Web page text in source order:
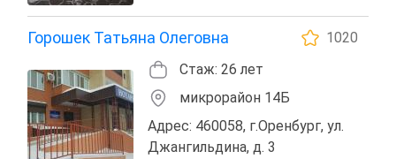
Горошек Татьяна Олеговна
1020
Стаж: 26 лет
микрорайон 14Б
Адрес: 460058, г.Оренбург, ул.
Джангильдина, д. 3